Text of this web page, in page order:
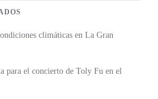
climáticas en La Gran
para el concierto de Toly Fu en el